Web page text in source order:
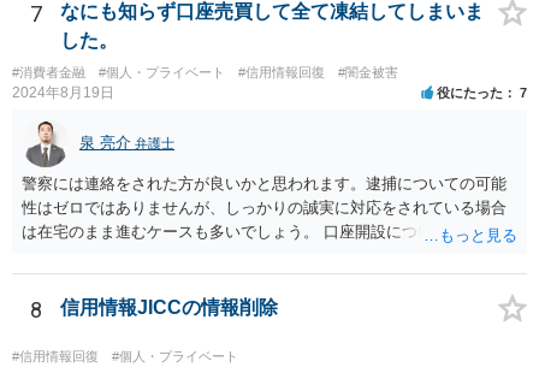
7
なにも知らず口座売買して全て凍結してしまいま
した。
#消費者金融 #個人・プライベート #信用情報回復 #闇金被害
2024年8月19日 役にたった 7
泉 亮介 弁護士
警察には連絡をされた方が良いかと思われます。逮捕についての可能
性はゼロではありませんが、しっかりの誠実に対応をされている場合
は在宅のまま進むケースも多いでしょう。 口座開設については銀行等
られるケースも多いかと思われます。
8 信用情報JICCの情報削除
#信用情報回復 #個人・プライベート